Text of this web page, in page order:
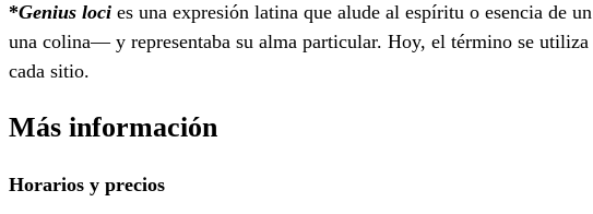
*Genius loci es una expresión latina que alude al espíritu o esencia de
una colina— y representaba su alma particular. Hoy, el término se
cada sitio.
Más información
Horarios y precios